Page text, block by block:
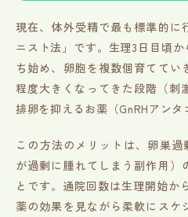
現在、体外受精で最も標準的に
ニスト法」です。生理3日目頃
ち始め、卵胞を複数個育ててい
程度大きくなってきた段階（刺
排卵を抑えるお薬（GnRHアンタ
この方法のメリットは、卵巣
が過剰に腫れてしまう副作用）
とです。通院回数は生理開始か
薬の効果を見ながら柔軟にスケ